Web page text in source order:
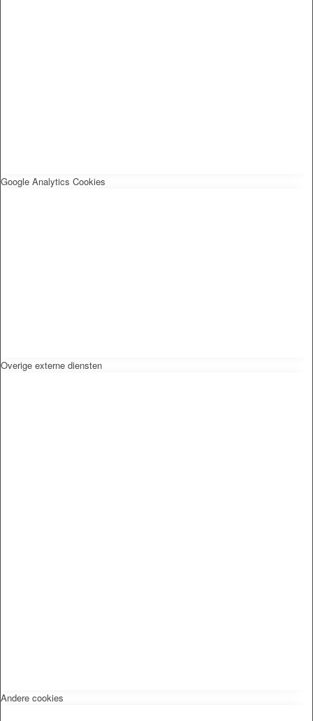
Google Analytics Cookies
Overige externe diensten
Andere cookies